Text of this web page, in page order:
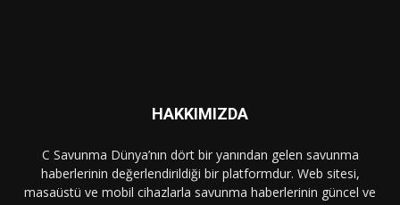
HAKKIMIZDA
C Savunma Dünya’nın dört bir yanından gelen savunma
haberlerinin değerlendirildiği bir platformdur. Web sitesi,
masaüstü ve mobil cihazlarla savunma haberlerinin güncel ve